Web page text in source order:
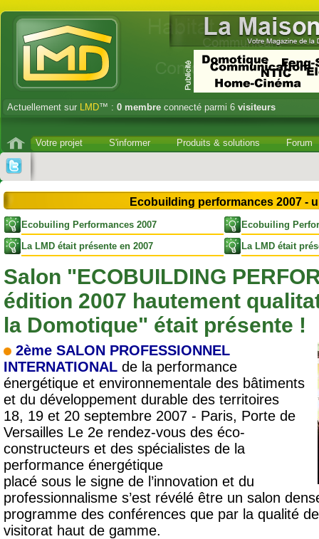
Actuellement sur LMD™ : 0 membre connecté parmi 6 visiteurs
Votre projet S'informer Produits & solutions Forum
Ecobuilding performances 2007 -
Ecobuiling Performances 2007
Ecobuiling
La LMD était présente en 2007
La LMD était
Salon "ECOBUILDING
édition 2007 hautement
la Domotique" était présente !
2ème SALON PROFESSIONNEL
INTERNATIONAL de la performance
énergétique et environnementale des bâtiments
et du développement durable des territoires
18, 19 et 20 septembre 2007 - Paris, Porte de
Versailles Le 2e rendez-vous des éco-
constructeurs et des spécialistes de la
performance énergétique
placé sous le signe de l’innovation et du
professionnalisme s’est révélé être un salon
programme des conférences que par la qualité
visitorat haut de gamme.